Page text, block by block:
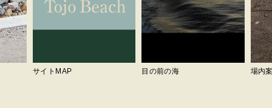
サイトMAP 目の前の海 場内